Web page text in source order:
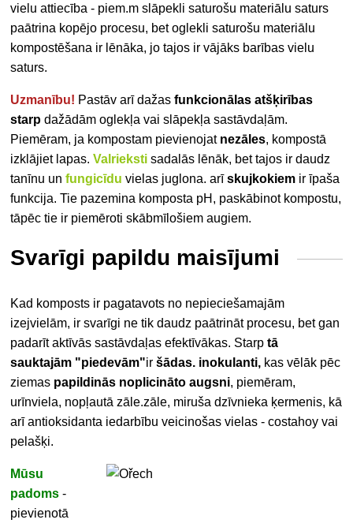
vielu attiecība - piem.m slāpekli saturošu materiālu saturs
paātrina kopējo procesu, bet oglekli saturošu materiālu
kompostēšana ir lēnāka, jo tajos ir vājāks barības vielu
saturs.
Uzmanību! Pastāv arī dažasfunkcionālas atšķirības
starp dažādām oglekļa vai slāpekļa sastāvdaļām.
Piemēram, ja kompostam pievienojat nezāles, kompostā
izklājiet lapas.Valrieksti sadalās lēnāk, bet tajos ir daudz
tanīnu unfungicīdu vielas juglona. arīskujkokiem ir īpaša
funkcija. Tie pazemina komposta pH, paskābinot kompostu,
tāpēc tie ir piemēroti skābmīlošiem augiem.
Svarīgi papildu maisījumi
Kad komposts ir pagatavots no nepieciešamajām
izejvielām, ir svarīgi ne tik daudz paātrināt procesu, bet gan
padarīt aktīvās sastāvdaļas efektīvākas. Starptā
sauktajām "piedevām"iršādas. inokulanti, kas vēlāk pēc
ziemas papildinās noplicināto augsni, piemēram,
urīnviela, nopļautā zāle.zāle, miruša dzīvnieka ķermenis, kā
arī antioksidanta iedarbību veicinošas vielas - costahoy vai
pelašķi.
Mūsu
padoms -
pievienotā